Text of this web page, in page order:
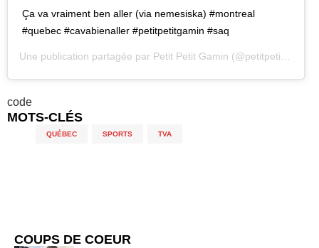
Ça va vraiment ben aller (via nemesiska) #montreal
#quebec #cavabienaller #petitpetitgamin #saq
Une publication partagée par Petit Petit Gamin (@petitpetitgamin) le
code
MOTS-CLÉS
QUÉBEC SPORTS TVA
COUPS DE COEUR